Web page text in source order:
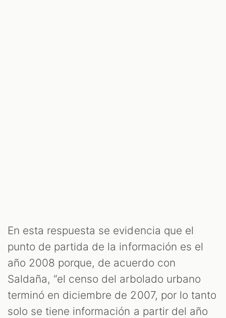
En esta respuesta se evidencia que el
punto de partida de la información es el
año 2008 porque, de acuerdo con
Saldaña, “el censo del arbolado urbano
terminó en diciembre de 2007, por lo tanto
solo se tiene información a partir del año